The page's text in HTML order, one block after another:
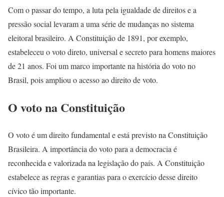
Com o passar do tempo, a luta pela igualdade de direitos e a
pressão social levaram a uma série de mudanças no sistema
eleitoral brasileiro. A Constituição de 1891, por exemplo,
estabeleceu o voto direto, universal e secreto para homens maiores
de 21 anos. Foi um marco importante na história do voto no
Brasil, pois ampliou o acesso ao direito de voto.
O voto na Constituição
O voto é um direito fundamental e está previsto na Constituição
Brasileira. A importância do voto para a democracia é
reconhecida e valorizada na legislação do país. A Constituição
estabelece as regras e garantias para o exercício desse direito
cívico tão importante.